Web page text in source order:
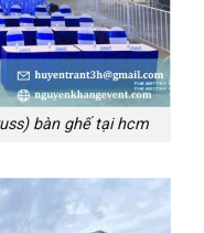
bàn ghế tại hcm